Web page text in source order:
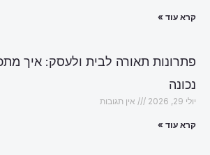
קרא עוד »
פתרונות תאורה לבית ולעסק: איך
נכונה
יולי 29, 2026 אין תגובות
קרא עוד »